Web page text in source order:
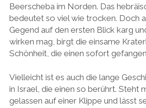
Beerscheba im Norden. Das
bedeutet so viel wie trocken. Doch
Gegend auf den ersten Blick karg
wirken mag, birgt die einsame
Schönheit, die einen sofort
Vielleicht ist es auch die lange
in Israel, die einen so berührt. Steht
gelassen auf einer Klippe und lässt